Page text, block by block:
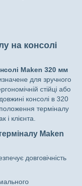
на консолі
Maken 320 мм
для зручного
стійці або
консолі в 320
терміналу
і клієнта.
Maken
довговічність